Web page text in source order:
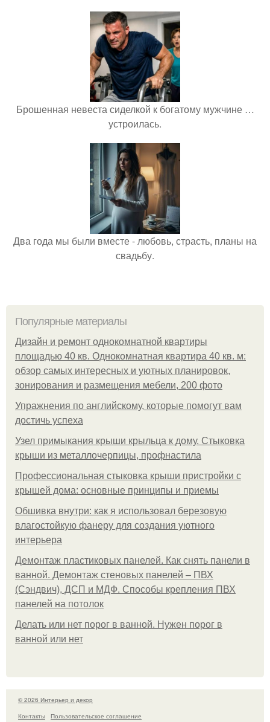
Брошенная невеста сиделкой к богатому мужчине …
устроилась.
Два года мы были вместе - любовь, страсть, планы на
свадьбу.
Популярные материалы
Дизайн и ремонт однокомнатной квартиры
площадью 40 кв. Однокомнатная квартира 40 кв. м:
обзор самых интересных и уютных планировок,
зонирования и размещения мебели, 200 фото
Упражнения по английскому, которые помогут вам
достичь успеха
Узел примыкания крыши крыльца к дому. Стыковка
крыши из металлочерпицы, профнастила
Профессиональная стыковка крыши пристройки с
крышей дома: основные принципы и приемы
Обшивка внутри: как я использовал березовую
влагостойкую фанеру для создания уютного
интерьера
Демонтаж пластиковых панелей. Как снять панели в
ванной. Демонтаж стеновых панелей – ПВХ
(Сэндвич), ДСП и МДФ. Способы крепления ПВХ
панелей на потолок
Делать или нет порог в ванной. Нужен порог в
ванной или нет
© 2026 Интерьер и декор
Контакты
Пользовательское соглашение